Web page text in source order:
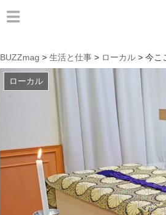
BUZZmag > 生活と仕事 > ローカル > 今こ
ローカル